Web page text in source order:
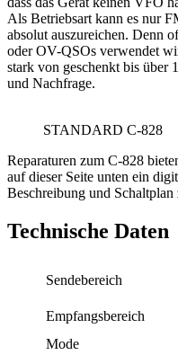
Als Betriebsart kann es nur
absolut auszureichen. Denn
oder OV-QSOs verwendet
stark von geschenkt bis über
und Nachfrage.
STANDARD C-828
Reparaturen zum C-828
auf dieser Seite unten ein
Beschreibung und
Technische Daten
Sendebereich
Empfangsbereich
Mode